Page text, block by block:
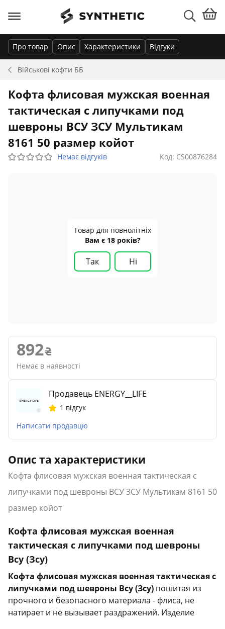
Військові кофти ББ
Про товар Опис Характеристики Відгуки
Кофта флисовая мужская военная
тактическая с липучками под
шевроны ВСУ ЗСУ Мультикам
8161 50 размер койот
Немає відгуків Код: CS00876284
Товар для повнолітніх
Вам є 18 років?
Так Ні
892
Немає в наявності
Продавець ENERGY__LIFE
1 відгук
Написати продавцю
Опис та характеристики
Кофта флисовая мужская военная тактическая с
липучками под шевроны ВСУ ЗСУ Мультикам 8161 50
размер койот
Кофта флисовая мужская военная
тактическая с липучками под шевроны
Всу (Зсу)
Кофта флисовая мужская военная тактическая с
липучками под шевроны Всу (Зсу) пошитая из
прочного и безопасного материала - флиса, не
натирает и не вызывает раздражений. Изделие